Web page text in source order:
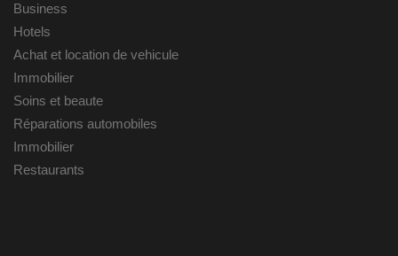
Business
Hotels
Achat et location de vehicule
Immobilier
Soins et beaute
Réparations automobiles
Immobilier
Restaurants